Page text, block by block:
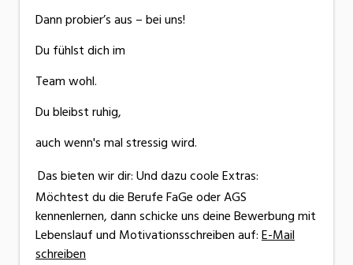
Dann probier’s aus – bei uns!
Du fühlst dich im
Team wohl.
Du bleibst ruhig,
auch wenn's mal stressig wird.
Das bieten wir dir:Und dazu coole Extras:
Möchtest du die Berufe FaGe oder AGS
kennenlernen, dann schicke uns deine Bewerbung mit
Lebenslauf und Motivationsschreiben auf:E-Mail
schreiben